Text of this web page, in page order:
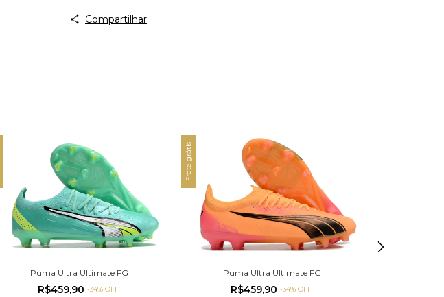
Compartilhar
Puma Ultra Ultimate FG
R$459,90 -34% OFF
Frete grátis
Puma Ultra Ultimate FG
R$459,90 -34% OFF